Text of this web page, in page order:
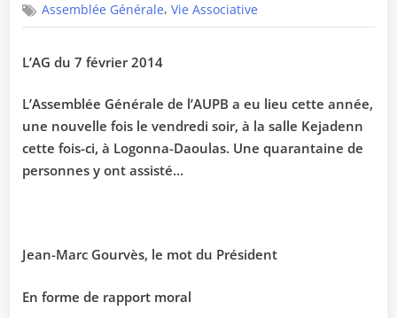
Assemblée Générale,Vie Associative
L’AG du 7 février 2014
L’Assemblée Générale de l’AUPB a eu lieu cette année,
une nouvelle fois le vendredi soir, à la salle Kejadenn
cette fois-ci, à Logonna-Daoulas. Une quarantaine de
personnes y ont assisté…
Jean-Marc Gourvès, le mot du Président
En forme de rapport moral